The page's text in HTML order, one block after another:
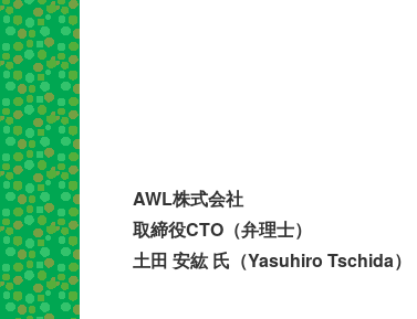
AWL株式会社
取締役CTO（弁理士）
土田 安紘 氏（Yasuhiro Tschida）